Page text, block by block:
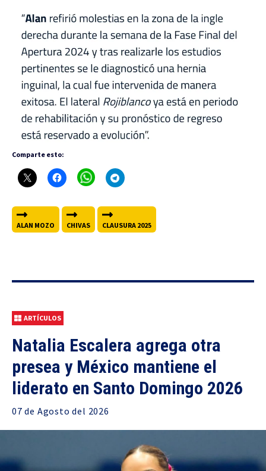
Comparte esto:
ALAN MOZO CHIVAS CLAUSURA 2025
ARTÍCULOS
Natalia Escalera agrega otra
presea y México mantiene el
liderato en Santo Domingo 2026
07 de Agosto del 2026